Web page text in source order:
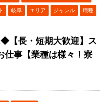
岐阜 エリア ジャンル 職種
【長・短期大歓迎】ス
仕事【業種は様々！寮